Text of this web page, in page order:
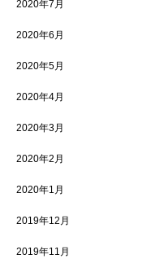
2020年7月
2020年6月
2020年5月
2020年4月
2020年3月
2020年2月
2020年1月
2019年12月
2019年11月